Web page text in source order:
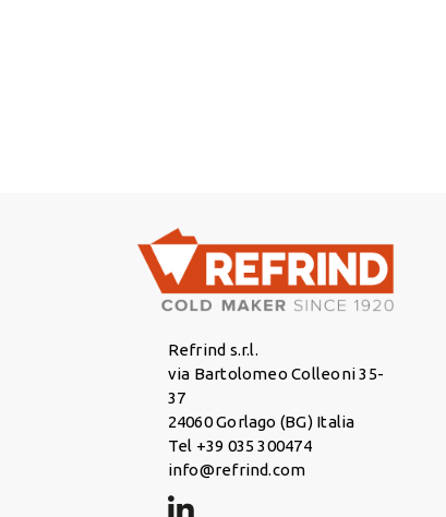
Refrind s.r.l.
via Bartolomeo Colleoni 35-
37
24060 Gorlago (BG) Italia
Tel +39 035 300474
info@refrind.com